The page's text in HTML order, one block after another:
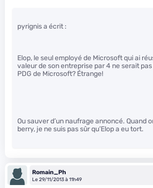
pyrignis a écrit :
Elop, le seul employé de Microsoft qui ai
valeur de son entreprise par 4 ne serait
PDG de Microsoft? Étrange!
Ou sauver d’un naufrage annoncé. Quand
berry, je ne suis pas sûr qu’Elop a eu tort.
Romain_Ph
Le 29/11/2013 à 11h49